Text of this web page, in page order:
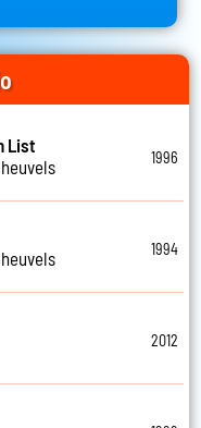
List
1996
1994
2012